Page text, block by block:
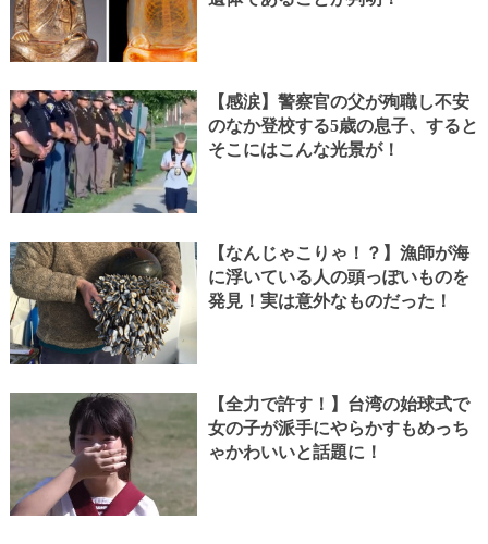
【感涙】警察官の父が殉職し不安
のなか登校する5歳の息子、すると
そこにはこんな光景が！
【なんじゃこりゃ！？】漁師が海
に浮いている人の頭っぽいものを
発見！実は意外なものだった！
【全力で許す！】台湾の始球式で
女の子が派手にやらかすもめっち
ゃかわいいと話題に！